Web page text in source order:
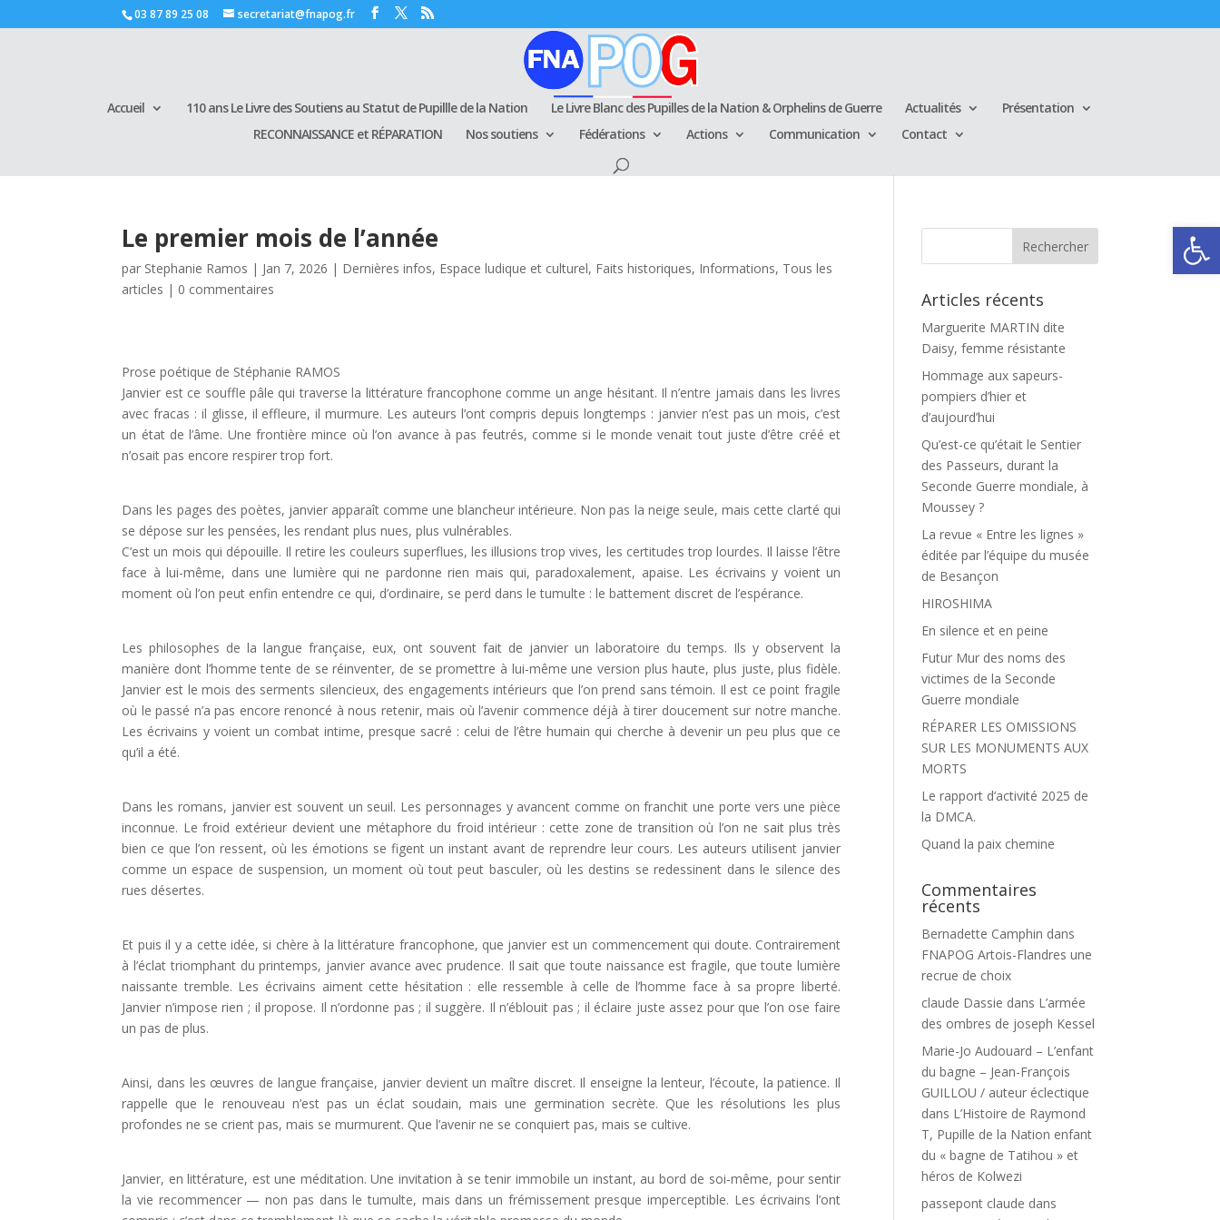
Ouvrir
03 87 89 25 08 secretariat@fnapog.fr
Accueil 110 ans Le Livre des Soutiens au Statut de Pupillle de la Nation Le Livre Blanc des Pupilles de la Nation & Orphelins de Guerre Actualités
Présentation
RECONNAISSANCE et RÉPARATION
Nos soutiens Fédérations Actions Communication Contact
Le premier mois de l’année
par Stephanie Ramos | Jan 7, 2026 | Dernières infos, Espace ludique et culturel, Faits historiques, Informations, Tous les
articles | 0 commentaires
Prose poétique de Stéphanie RAMOS
Janvier est ce souffle pâle qui traverse la littérature francophone comme un ange hésitant. Il n’entre jamais dans les livres
avec fracas : il glisse, il effleure, il murmure. Les auteurs l’ont compris depuis longtemps : janvier n’est pas un mois, c’est
un état de l’âme. Une frontière mince où l’on avance à pas feutrés, comme si le monde venait tout juste d’être créé et
n’osait pas encore respirer trop fort.
Dans les pages des poètes, janvier apparaît comme une blancheur intérieure. Non pas la neige seule, mais cette clarté qui
se dépose sur les pensées, les rendant plus nues, plus vulnérables.
C’est un mois qui dépouille. Il retire les couleurs superflues, les illusions trop vives, les certitudes trop lourdes. Il laisse l’être
face à lui-même, dans une lumière qui ne pardonne rien mais qui, paradoxalement, apaise. Les écrivains y voient un
moment où l’on peut enfin entendre ce qui, d’ordinaire, se perd dans le tumulte : le battement discret de l’espérance.
Les philosophes de la langue française, eux, ont souvent fait de janvier un laboratoire du temps. Ils y observent la
manière dont l’homme tente de se réinventer, de se promettre à lui-même une version plus haute, plus juste, plus fidèle.
Janvier est le mois des serments silencieux, des engagements intérieurs que l’on prend sans témoin. Il est ce point fragile
où le passé n’a pas encore renoncé à nous retenir, mais où l’avenir commence déjà à tirer doucement sur notre manche.
Les écrivains y voient un combat intime, presque sacré : celui de l’être humain qui cherche à devenir un peu plus que ce
qu’il a été.
Dans les romans, janvier est souvent un seuil. Les personnages y avancent comme on franchit une porte vers une pièce
inconnue. Le froid extérieur devient une métaphore du froid intérieur : cette zone de transition où l’on ne sait plus très
bien ce que l’on ressent, où les émotions se figent un instant avant de reprendre leur cours. Les auteurs utilisent janvier
comme un espace de suspension, un moment où tout peut basculer, où les destins se redessinent dans le silence des
rues désertes.
Et puis il y a cette idée, si chère à la littérature francophone, que janvier est un commencement qui doute. Contrairement
à l’éclat triomphant du printemps, janvier avance avec prudence. Il sait que toute naissance est fragile, que toute lumière
naissante tremble. Les écrivains aiment cette hésitation : elle ressemble à celle de l’homme face à sa propre liberté.
Janvier n’impose rien ; il propose. Il n’ordonne pas ; il suggère. Il n’éblouit pas ; il éclaire juste assez pour que l’on ose faire
un pas de plus.
Ainsi, dans les œuvres de langue française, janvier devient un maître discret. Il enseigne la lenteur, l’écoute, la patience. Il
rappelle que le renouveau n’est pas un éclat soudain, mais une germination secrète. Que les résolutions les plus
profondes ne se crient pas, mais se murmurent. Que l’avenir ne se conquiert pas, mais se cultive.
Janvier, en littérature, est une méditation. Une invitation à se tenir immobile un instant, au bord de soi-même, pour sentir
la vie recommencer — non pas dans le tumulte, mais dans un frémissement presque imperceptible. Les écrivains l’ont
Articles récents
Marguerite MARTIN dite
Daisy, femme résistante
Hommage aux sapeurs-
pompiers d’hier et
d’aujourd’hui
Qu’est-ce qu’était le Sentier
des Passeurs, durant la
Seconde Guerre mondiale, à
Moussey ?
La revue « Entre les lignes »
éditée par l’équipe du musée
de Besançon
HIROSHIMA
En silence et en peine
Futur Mur des noms des
victimes de la Seconde
Guerre mondiale
RÉPARER LES OMISSIONS
SUR LES MONUMENTS AUX
MORTS
Le rapport d’activité 2025 de
la DMCA.
Quand la paix chemine
Commentaires
récents
Bernadette Camphin dans
FNAPOG Artois-Flandres une
recrue de choix
claude Dassie dans L’armée
des ombres de joseph Kessel
Marie-Jo Audouard – L’enfant
du bagne – Jean-François
GUILLOU / auteur éclectique
dans L’Histoire de Raymond
T, Pupille de la Nation enfant
du « bagne de Tatihou » et
héros de Kolwezi
passepont claude dans